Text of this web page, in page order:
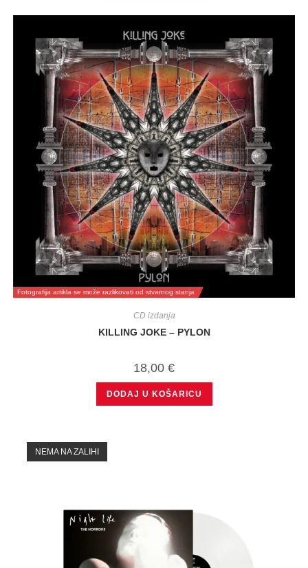
Fotografija artikla se može razlikovati od stvarnog stanja
CD izdanja
KILLING JOKE – PYLON
18,00 €
DODAJ U KOŠARICU
NEMA NA ZALIHI